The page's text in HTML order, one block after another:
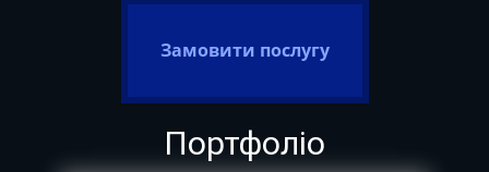
Замовити послугу
Портфоліо